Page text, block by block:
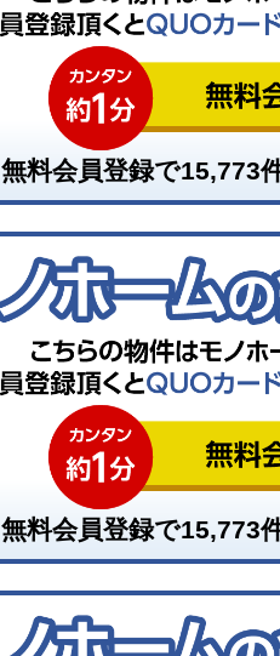
無料会員登録で15,773
無料会員登録で15,773